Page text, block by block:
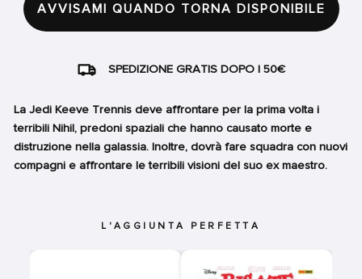
AVVISAMI QUANDO TORNA DISPONIBILE
SPEDIZIONE GRATIS DOPO I 50€
La Jedi Keeve Trennis deve affrontare per la prima volta i
terribili Nihil, predoni spaziali che hanno causato morte e
distruzione nella galassia. Inoltre, dovrà fare squadra con nuovi
compagni e affrontare le terribili visioni del suo ex maestro.
L'AGGIUNTA PERFETTA